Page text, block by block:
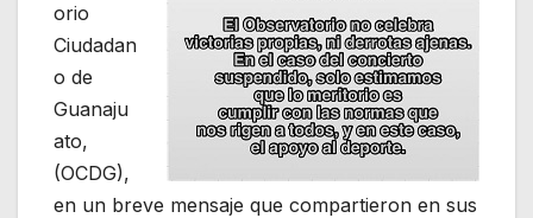
orio
Ciudadan
o de
Guanaju
ato,
(OCDG),
en un breve mensaje que compartieron en sus